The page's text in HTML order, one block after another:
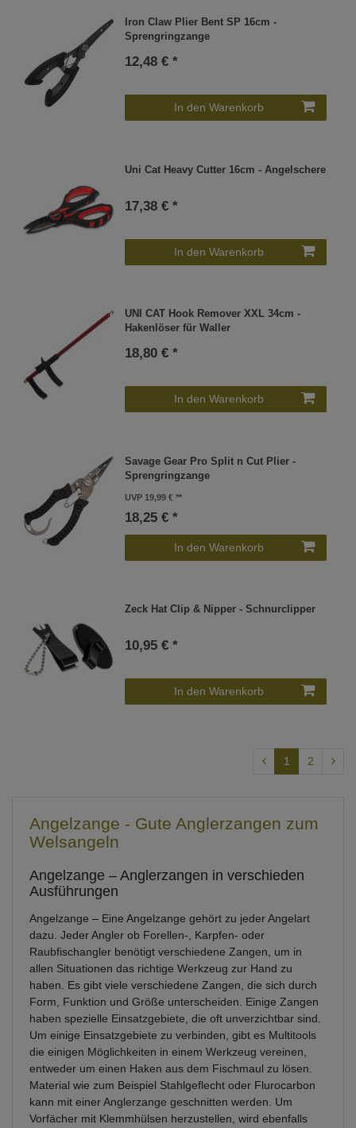
Iron Claw Plier Bent SP 16cm -
Sprengringzange
12,48 € *
In den Warenkorb
Uni Cat Heavy Cutter 16cm - Angelschere
17,38 € *
In den Warenkorb
UNI CAT Hook Remover XXL 34cm -
Hakenlöser für Waller
18,80 € *
In den Warenkorb
Savage Gear Pro Split n Cut Plier -
Sprengringzange
UVP 19,99 €
18,25 € *
In den Warenkorb
Zeck Hat Clip & Nipper - Schnurclipper
10,95 € *
In den Warenkorb
1 2
Angelzange - Gute Anglerzangen zum
Welsangeln
Angelzange – Anglerzangen in verschieden
Ausführungen
Angelzange – Eine Angelzange gehört zu jeder Angelart
dazu. Jeder Angler ob Forellen-, Karpfen- oder
Raubfischangler benötigt verschiedene Zangen, um in
allen Situationen das richtige Werkzeug zur Hand zu
haben. Es gibt viele verschiedene Zangen, die sich durch
Form, Funktion und Größe unterscheiden. Einige Zangen
haben spezielle Einsatzgebiete, die oft unverzichtbar sind.
Um einige Einsatzgebiete zu verbinden, gibt es Multitools
die einigen Möglichkeiten in einem Werkzeug vereinen,
entweder um einen Haken aus dem Fischmaul zu lösen.
Material wie zum Beispiel Stahlgeflecht oder Flurocarbon
kann mit einer Anglerzange geschnitten werden. Um
Vorfächer mit Klemmhülsen herzustellen, wird ebenfalls